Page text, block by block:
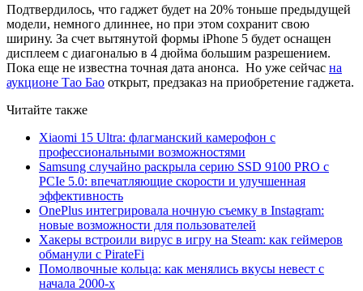
Подтвердилось, что гаджет будет на 20% тоньше предыдущей
модели, немного длиннее, но при этом сохранит свою
ширину. За счет вытянутой формы iPhone 5 будет оснащен
дисплеем с диагональю в 4 дюйма большим разрешением.
Пока еще не известна точная дата анонса. Но уже сейчас на
аукционе Тао Бао открыт, предзаказ на приобретение гаджета.
Читайте также
Xiaomi 15 Ultra: флагманский камерофон с
профессиональными возможностями
Samsung случайно раскрыла серию SSD 9100 PRO с
PCIe 5.0: впечатляющие скорости и улучшенная
эффективность
OnePlus интегрировала ночную съемку в Instagram:
новые возможности для пользователей
Хакеры встроили вирус в игру на Steam: как геймеров
обманули с PirateFi
Помолвочные кольца: как менялись вкусы невест с
начала 2000-х